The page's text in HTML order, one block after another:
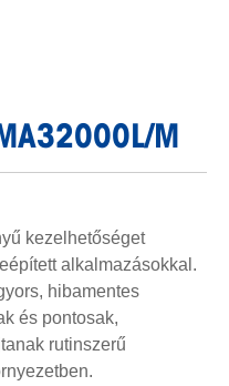
M
kezelhetőséget
alkalmazásokkal.
hibamentes
és pontosak,
rutinszerű